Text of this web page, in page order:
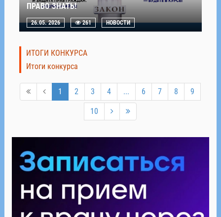
ПРАВО ЗНАТЬ!
26.05. 2026 261 НОВОСТИ
ИТОГИ КОНКУРСА
Итоги конкурса
1 2 3 4 ... 6 7 8 9
10